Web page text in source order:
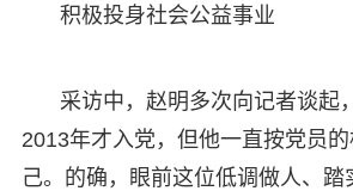
积极投身社会公益事业
采访中，赵明多次向记者谈起
2013年才入党，但他一直按党员
己。的确，眼前这位低调做人、踏